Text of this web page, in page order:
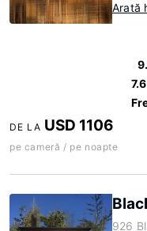
Arată
DE LA USD 1106
pe cameră / pe noapte
926